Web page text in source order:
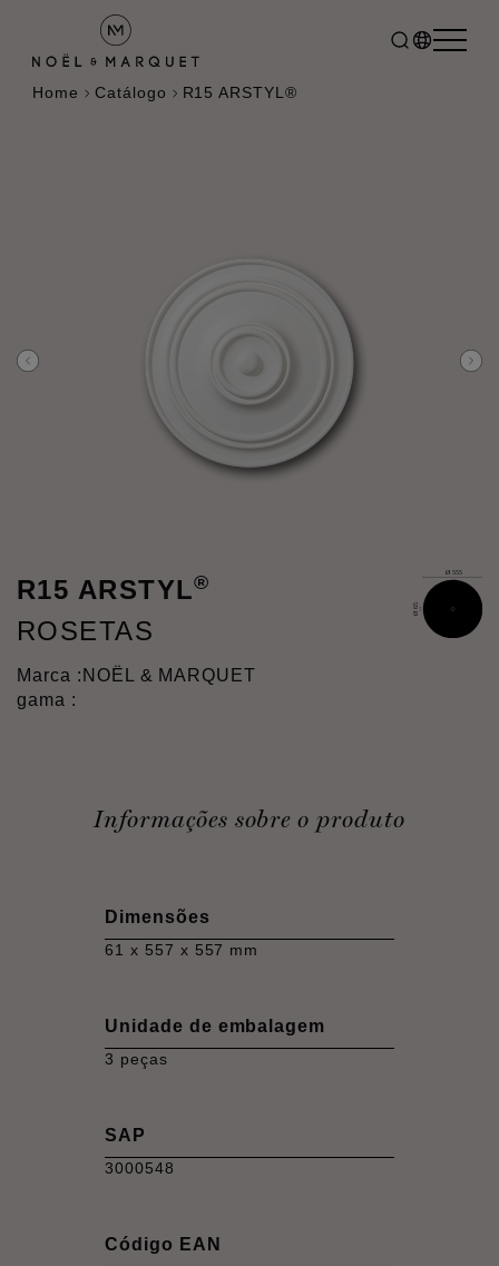
Home Catálogo R15 ARSTYL®
R15 ARSTYL®
ROSETAS
Marca : NOËL & MARQUET
gama :
Informações sobre o produto
Dimensões
61 x 557 x 557 mm
Unidade de embalagem
3 peças
SAP
3000548
Código EAN